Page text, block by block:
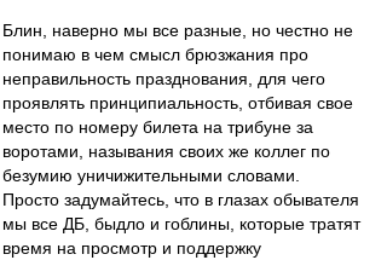
Блин, наверно мы все разные, но честно не
понимаю в чем смысл брюзжания про
неправильность празднования, для чего
проявлять принципиальность, отбивая свое
место по номеру билета на трибуне за
воротами, называния своих же коллег по
безумию уничижительными словами.
Просто задумайтесь, что в глазах обывателя
мы все ДБ, быдло и гоблины, которые тратят
время на просмотр и поддержку